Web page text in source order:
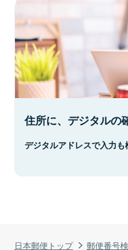
日本郵便トップ 郵便番号
住所に、デジタルの
デジタルアドレスで入力も